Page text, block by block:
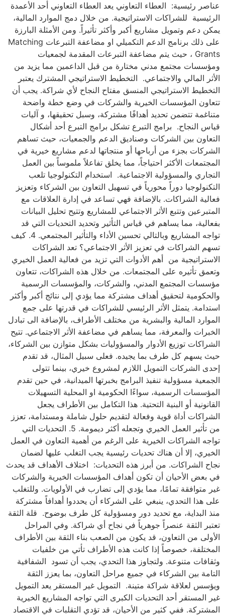
عناصر رئيسية: العطاء التعاوني يعد العطاء التعاوني أحد الأعمدة
الرئيسية للشراكات الاستراتيجية. من خلال دمج الموارد المالية،
يمكن دعم وتمويل مشاريع أكبر وأكثر تأثيراً. ومن الأمثلة البارزة
على ذلك برنامج الدعم التكميلي او مضاعفة التبرعات Matching
Grants ، حيث يتم مضاعفة التبرعات المقدمة لجمعيات
ومؤسسات مجتمع مدني مختارة من قبل الداعمين مما يزيد من
الأثر المالي والاجتماعي. التخطيط الاستراتيجي المشترك يعتبر
التخطيط الاستراتيجي المنسق مفتاح النجاح لأي شراكة. يجب أن
تتعاون المؤسسات الخيرية والشركات في وضع خطة واضحة
متناغمة تتضمن تحديد أهدافًا مشتركة، وسبل تحقيقها، و آليات
قياس النجاح. برامج التبرع تشكل برامج التبرع أحد أشكال
التعاون بين الشركات وصناديق الدعم والجمعيات، حيث تساهم
الشركات بجزء من أرباحها أو منتجاتها لدعم مشاريع خيرية في
المجتمعات الأكثر احتياجاً، مما يخلق تفاعلاً ملموساً بين العمل
التجاري والمسؤولية الاجتماعية. استخدام التكنولوجيا تلعب
التكنولوجيا دوراً محورياً في تسهيل التعاون بين الشركاء وتعزيز
فعالية الشراكات. بالإضافة فهي تساعد في إدارة العلاقات مع
المتبرعين وتتبع الأثر الاجتماعي للمشاريع وتتيح تحليل البيانات
بفعالية، مما يساهم في قياس التأثير وتحديد التحديات التي قد
تواجه المشاريع وبالتالي تحسين الأداء والتأثير المجتمعي. 4. كيف
تسهم الشراكات في تعزيز الأثر الاجتماعي؟ تعد الشراكات
الاستراتيجية من أهم الأدوات التي تزيد من فعالية العمل الخيري
وتعمق تأثيره على المجتمعات. من خلال هذه الشراكات، تتعاون
مؤسسات المجتمع المدني، والشركات، والمؤسسات الرسمية
والحكومية لتحقيق أهداف مشتركة مما يؤدي إلى نتائج أكبر وأكثر
استدامة. يتمثل الأثر الرئيسي للشراكات في قدرتها على جمع
الموارد المالية والبشرية من مختلف الأطراف، بالإضافة الى تبادل
الخبرات والمعرفة، مما يساهم في مضاعفة الأثر الاجتماعي. تتيح
الشراكات توزيع الأدوار والمسؤوليات بشكل متوازن بين الشركاء،
حيث يسهم كل طرف بما يجيده. فعلى سبيل المثال، قد تقدم
إحدى الشركات التمويل اللازم لمشروع خيري، بينما تتولى
الجمعية مسؤولية تنفيذ البرامج بخبرتها الميدانية، في حين تقدم
المؤسسات الرسمية، سواءًا الحكومية او المحلية التسهيلات
القانونية أو البنية التحتية. هذا التكامل بين الأطراف يجعل
الشراكات أداة قوية وفعالة لتقديم حلول شاملة ومستدامة، تعزز
من تأثير العمل الخيري وتجعله أكثر ديمومة. 5. التحديات التي
تواجه الشراكات الخيرية على الرغم من أهمية التعاون في العمل
الخيري، إلا أن هناك تحديات رئيسية يجب التغلب عليها لضمان
نجاح الشراكات. من أبرز هذه التحديات: اختلاف الأهداف قد يحدث
في بعض الأحيان أن تكون أهداف المؤسسات الخيرية والشركات
غير متوافقة تمامًا، مما يؤدي إلى تضارب في الأولويات. وللتغلب
على هذا التحدي، ينبغي على الشركاء أن يحددوا أهدافاً مشتركة
منذ البداية، مع تحديد دور ومسؤولية كل طرف بوضوح. قلة الثقة
تعتبر الثقة عنصراً جوهرياً في نجاح أي شراكة. وفي المراحل
الأولى من التعاون، قد يكون من الصعب بناء الثقة بين الأطراف
المختلفة، خصوصاً إذا كانت هذه الأطراف تأتي من خلفيات
وثقافات متنوعة. ولتجاوز هذا التحدي، يجب أن تسود الشفافية
التامة بين الشركاء في جميع مراحل التعاون، بما يعزز الثقة
ويؤسس لعلاقة شراكة متينة. التمويل غير المستقر يعد التمويل
غير المستقر أحد التحديات الكبرى التي تواجه المشاريع الخيرية
المشتركة. ففي كثير من الأحيان، قد تؤدي التقلبات في الاقتصاد